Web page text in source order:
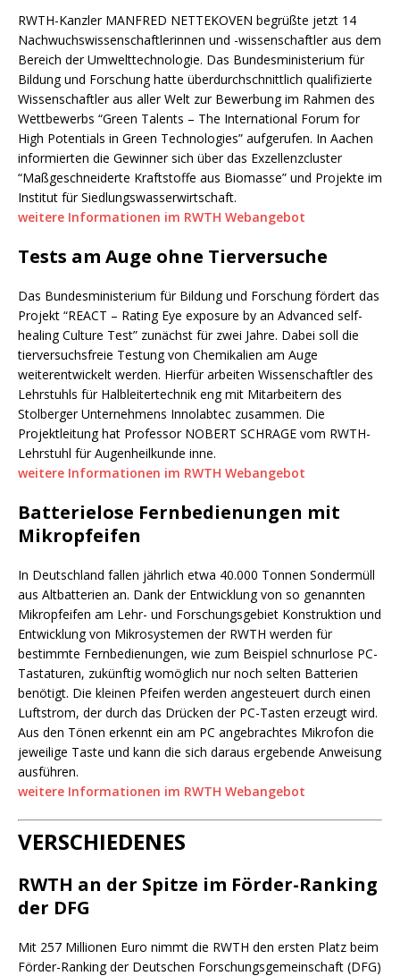
RWTH-Kanzler MANFRED NETTEKOVEN begrüßte jetzt 14
Nachwuchswissenschaftlerinnen und -wissenschaftler aus dem
Bereich der Umwelttechnologie. Das Bundesministerium für
Bildung und Forschung hatte überdurchschnittlich qualifizierte
Wissenschaftler aus aller Welt zur Bewerbung im Rahmen des
Wettbewerbs “Green Talents – The International Forum for
High Potentials in Green Technologies” aufgerufen. In Aachen
informierten die Gewinner sich über das Exzellenzcluster
“Maßgeschneiderte Kraftstoffe aus Biomasse” und Projekte im
Institut für Siedlungswasserwirtschaft.
weitere Informationen im RWTH Webangebot
Tests am Auge ohne Tierversuche
Das Bundesministerium für Bildung und Forschung fördert das
Projekt “REACT – Rating Eye exposure by an Advanced self-
healing Culture Test” zunächst für zwei Jahre. Dabei soll die
tierversuchsfreie Testung von Chemikalien am Auge
weiterentwickelt werden. Hierfür arbeiten Wissenschaftler des
Lehrstuhls für Halbleitertechnik eng mit Mitarbeitern des
Stolberger Unternehmens Innolabtec zusammen. Die
Projektleitung hat Professor NOBERT SCHRAGE vom RWTH-
Lehrstuhl für Augenheilkunde inne.
weitere Informationen im RWTH Webangebot
Batterielose Fernbedienungen mit
Mikropfeifen
In Deutschland fallen jährlich etwa 40.000 Tonnen Sondermüll
aus Altbatterien an. Dank der Entwicklung von so genannten
Mikropfeifen am Lehr- und Forschungsgebiet Konstruktion und
Entwicklung von Mikrosystemen der RWTH werden für
bestimmte Fernbedienungen, wie zum Beispiel schnurlose PC-
Tastaturen, zukünftig womöglich nur noch selten Batterien
benötigt. Die kleinen Pfeifen werden angesteuert durch einen
Luftstrom, der durch das Drücken der PC-Tasten erzeugt wird.
Aus den Tönen erkennt ein am PC angebrachtes Mikrofon die
jeweilige Taste und kann die sich daraus ergebende Anweisung
ausführen.
weitere Informationen im RWTH Webangebot
VERSCHIEDENES
RWTH an der Spitze im Förder-Ranking
der DFG
Mit 257 Millionen Euro nimmt die RWTH den ersten Platz beim
Förder-Ranking der Deutschen Forschungsgemeinschaft (DFG)